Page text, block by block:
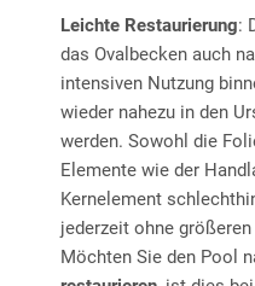
Leichte Restaurierung:
das Ovalbecken auch
intensiven Nutzung
wieder nahezu in den
werden. Sowohl die
Elemente wie der
Kernelement
jederzeit ohne
Möchten Sie den Pool